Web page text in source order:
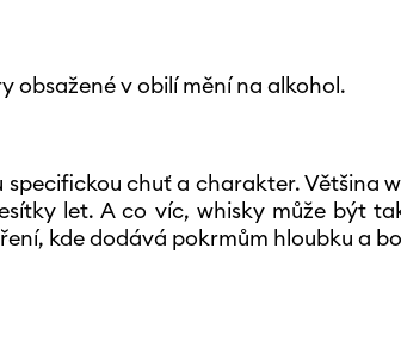
obsažené v obilí mění na alkohol.
chuť a charakter. Většina
let. A co víc, whisky může být
kde dodává pokrmům hloubku a